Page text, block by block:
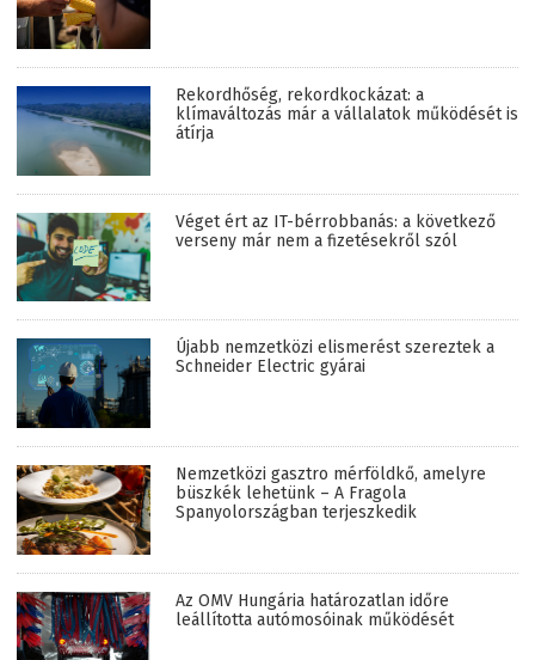
Rekordhőség, rekordkockázat: a
klímaváltozás már a vállalatok működését is
átírja
Véget ért az IT-bérrobbanás: a következő
verseny már nem a fizetésekről szól
Újabb nemzetközi elismerést szereztek a
Schneider Electric gyárai
Nemzetközi gasztro mérföldkő, amelyre
büszkék lehetünk – A Fragola
Spanyolországban terjeszkedik
Az OMV Hungária határozatlan időre
leállította autómosóinak működését